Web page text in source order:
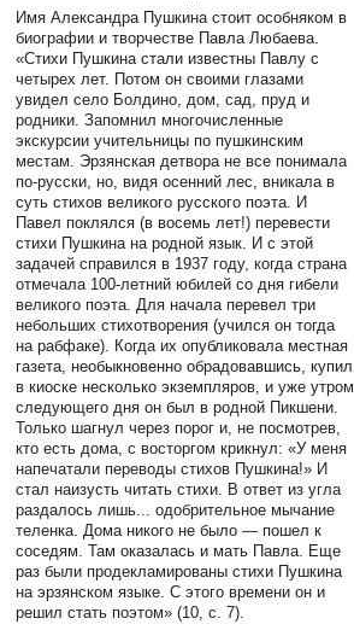
Имя Александра Пушкина стоит особняком в
биографии и творчестве Павла Любаева.
«Стихи Пушкина стали известны Павлу с
четырех лет. Потом он своими глазами
увидел село Болдино, дом, сад, пруд и
родники. Запомнил многочисленные
экскурсии учительницы по пушкинским
местам. Эрзянская детвора не все понимала
по-русски, но, видя осенний лес, вникала в
суть стихов великого русского поэта. И
Павел поклялся (в восемь лет!) перевести
стихи Пушкина на родной язык. И с этой
задачей справился в 1937 году, когда страна
отмечала 100-летний юбилей со дня гибели
великого поэта. Для начала перевел три
небольших стихотворения (учился он тогда
на рабфаке). Когда их опубликовала местная
газета, необыкновенно обрадовавшись, купил
в киоске несколько экземпляров, и уже утром
следующего дня он был в родной Пикшени.
Только шагнул через порог и, не посмотрев,
кто есть дома, с восторгом крикнул: «У меня
напечатали переводы стихов Пушкина!» И
стал наизусть читать стихи. В ответ из угла
раздалось лишь... одобрительное мычание
теленка. Дома никого не было — пошел к
соседям. Там оказалась и мать Павла. Еще
раз были продекламированы стихи Пушкина
на эрзянском языке. С этого времени он и
решил стать поэтом» (10, с. 7).